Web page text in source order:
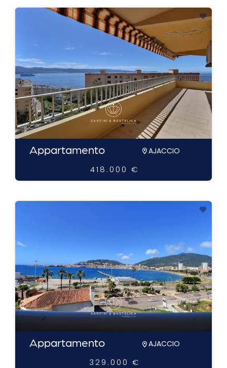
Appartamento AJACCIO
418.000 €
Appartamento AJACCIO
329.000 €